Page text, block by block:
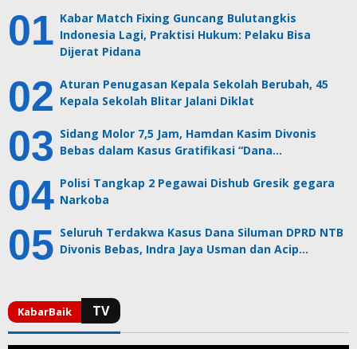
Kabar Match Fixing Guncang Bulutangkis
Indonesia Lagi, Praktisi Hukum: Pelaku Bisa
Dijerat Pidana
Aturan Penugasan Kepala Sekolah Berubah, 45
Kepala Sekolah Blitar Jalani Diklat
Sidang Molor 7,5 Jam, Hamdan Kasim Divonis
Bebas dalam Kasus Gratifikasi “Dana…
Polisi Tangkap 2 Pegawai Dishub Gresik gegara
Narkoba
Seluruh Terdakwa Kasus Dana Siluman DPRD NTB
Divonis Bebas, Indra Jaya Usman dan Acip…